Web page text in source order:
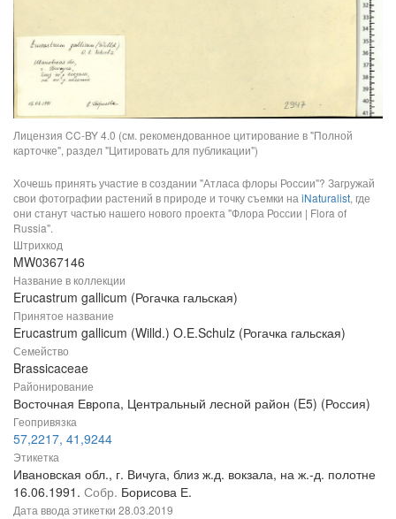
Лицензия CC-BY 4.0 (см. рекомендованное цитирование в "Полной
карточке", раздел "Цитировать для публикации")
Хочешь принять участие в создании "Атласа флоры России"? Загружай
свои фотографии растений в природе и точку съемки наiNaturalist, где
они станут частью нашего нового проекта "Флора России | Flora of
Russia".
Штрихкод
MW0367146
Название в коллекции
Erucastrum gallicum (Рогачка гальская)
Принятое название
Erucastrum gallicum (Willd.) O.E.Schulz (Рогачка гальская)
Семейство
Brassicaceae
Районирование
Восточная Европа, Центральный лесной район (E5) (Россия)
Геопривязка
57,2217, 41,9244
Этикетка
Ивановская обл., г. Вичуга, близ ж.д. вокзала, на ж.-д. полотне
16.06.1991. Собр. Борисова Е.
Дата ввода этикетки 28.03.2019